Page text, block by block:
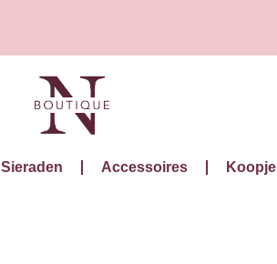
Sieraden Accessoires